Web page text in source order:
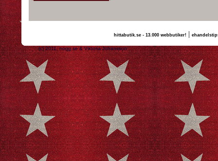
hittabutik.se - 13.000 webbutiker!|
(c) 2011, nogg.se & Viktoria Johansson